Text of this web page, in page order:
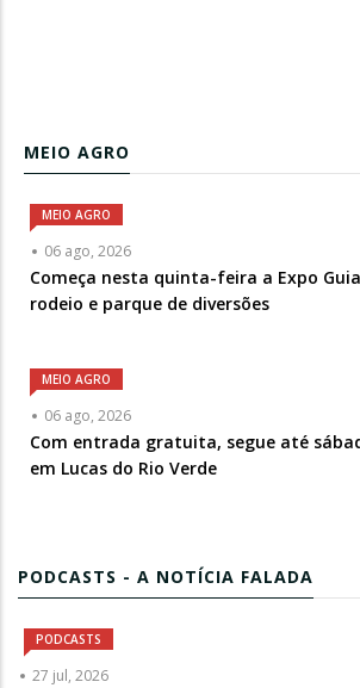
MEIO AGRO
MEIO AGRO
06 ago, 2026
Começa nesta quinta-feira a Expo
rodeio e parque de diversões
MEIO AGRO
06 ago, 2026
Com entrada gratuita, segue até
em Lucas do Rio Verde
PODCASTS - A NOTÍCIA FALADA
PODCASTS
27 jul, 2026
Articulista